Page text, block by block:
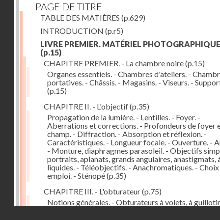
PAGE DE TITRE
TABLE DES MATIÈRES (p.629)
INTRODUCTION (p.r5)
LIVRE PREMIER. MATÉRIEL PHOTOGRAPHIQUE
(p.15)
CHAPITRE PREMIER. - La chambre noire(p.15)
Organes essentiels. - Chambres d'ateliers. -
portatives. - Châssis. - Magasins. - Viseurs. -
(p.15)
CHAPITRE II. - L'objectif(p.35)
Propagation de la lumière. - Lentilles. - Foyer. -
Aberrations et corrections. - Profondeurs de foyer
champ. - Diffraction. - Absorption et réflexion. -
Caractéristiques. - Longueur focale. - Ouverture. -
- Monture, diaphragmes parasoleil. - Objectifs
portraits, aplanats, grands angulaires, anastigmats,
liquides. - Téléobjectifs. - Anachromatiques. -
emploi. - Sténopé(p.35)
CHAPITRE III. - L'obturateur(p.75)
Notions générales. - Obturateurs à volets, à